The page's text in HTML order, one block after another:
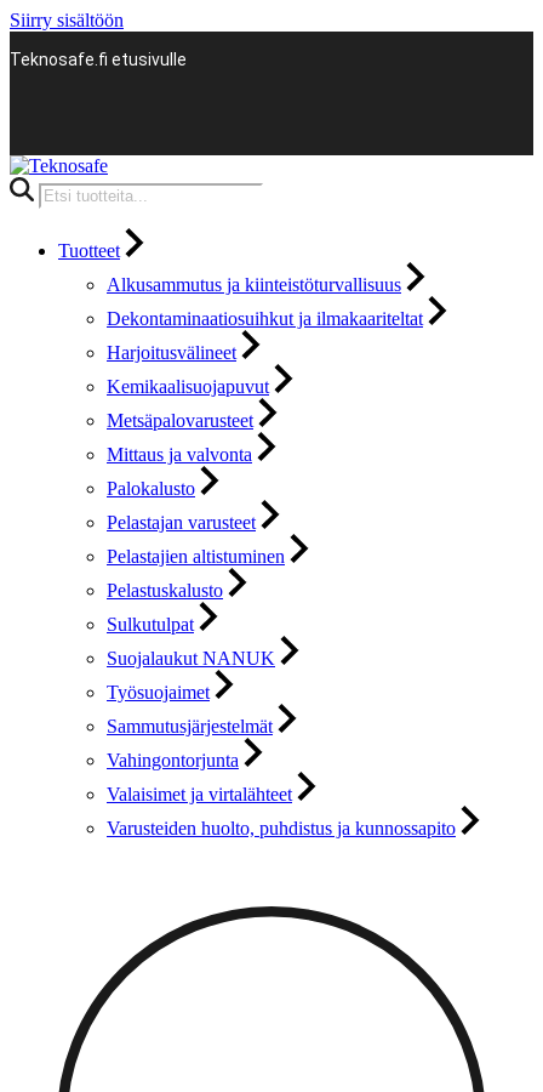
Siirry sisältöön
Teknosafe.fi etusivulle
Products
search
Tuotteet
Alkusammutus ja kiinteistöturvallisuus
Dekontaminaatiosuihkut ja ilmakaariteltat
Harjoitusvälineet
Kemikaalisuojapuvut
Metsäpalovarusteet
Mittaus ja valvonta
Palokalusto
Pelastajan varusteet
Pelastajien altistuminen
Pelastuskalusto
Sulkutulpat
Suojalaukut NANUK
Työsuojaimet
Sammutusjärjestelmät
Vahingontorjunta
Valaisimet ja virtalähteet
Varusteiden huolto, puhdistus ja kunnossapito